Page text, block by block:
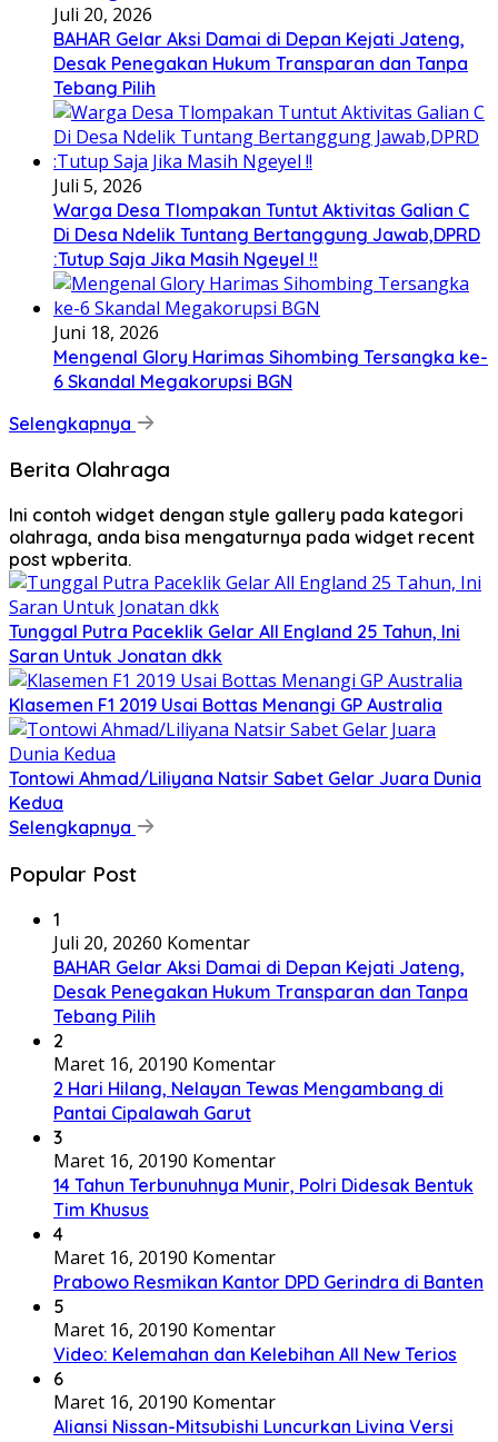
Juli 20, 2026
BAHAR Gelar Aksi Damai di Depan Kejati Jateng,
Desak Penegakan Hukum Transparan dan Tanpa
Tebang Pilih
Juli 5, 2026
Warga Desa Tlompakan Tuntut Aktivitas Galian C
Di Desa Ndelik Tuntang Bertanggung Jawab,DPRD
:Tutup Saja Jika Masih Ngeyel !!
Juni 18, 2026
Mengenal Glory Harimas Sihombing Tersangka ke-
6 Skandal Megakorupsi BGN
Selengkapnya
Berita Olahraga
Ini contoh widget dengan style gallery pada kategori
olahraga, anda bisa mengaturnya pada widget recent
post wpberita.
Tunggal Putra Paceklik Gelar All England 25 Tahun, Ini
Saran Untuk Jonatan dkk
Klasemen F1 2019 Usai Bottas Menangi GP Australia
Tontowi Ahmad/Liliyana Natsir Sabet Gelar Juara Dunia
Kedua
Selengkapnya
Popular Post
1
Juli 20, 20260 Komentar
BAHAR Gelar Aksi Damai di Depan Kejati Jateng,
Desak Penegakan Hukum Transparan dan Tanpa
Tebang Pilih
2
Maret 16, 20190 Komentar
2 Hari Hilang, Nelayan Tewas Mengambang di
Pantai Cipalawah Garut
3
Maret 16, 20190 Komentar
14 Tahun Terbunuhnya Munir, Polri Didesak Bentuk
Tim Khusus
4
Maret 16, 20190 Komentar
Prabowo Resmikan Kantor DPD Gerindra di Banten
5
Maret 16, 20190 Komentar
Video: Kelemahan dan Kelebihan All New Terios
6
Maret 16, 20190 Komentar
Aliansi Nissan-Mitsubishi Luncurkan Livina Versi